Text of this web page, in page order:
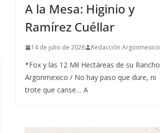
A la Mesa: Higinio y
Ramírez Cuéllar
14 de julio de 2026 Redacción Argonmexico
*Fox y las 12 Mil Hectáreas de su Rancho
Argonmexico / No hay paso que dure, ni
trote que canse… A